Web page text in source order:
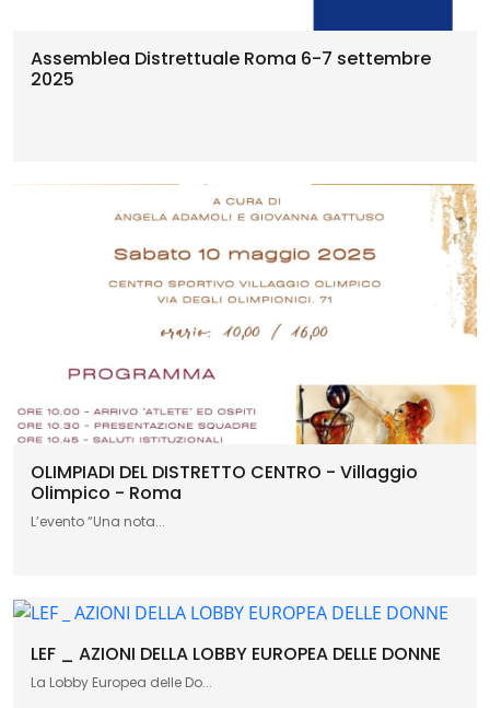
Assemblea Distrettuale Roma 6-7 settembre
2025
OLIMPIADI DEL DISTRETTO CENTRO - Villaggio
Olimpico - Roma
L’evento “Una nota...
LEF _ AZIONI DELLA LOBBY EUROPEA DELLE DONNE
La Lobby Europea delle Do...